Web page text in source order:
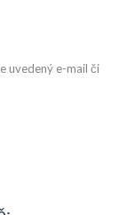
uvedený e-mail či